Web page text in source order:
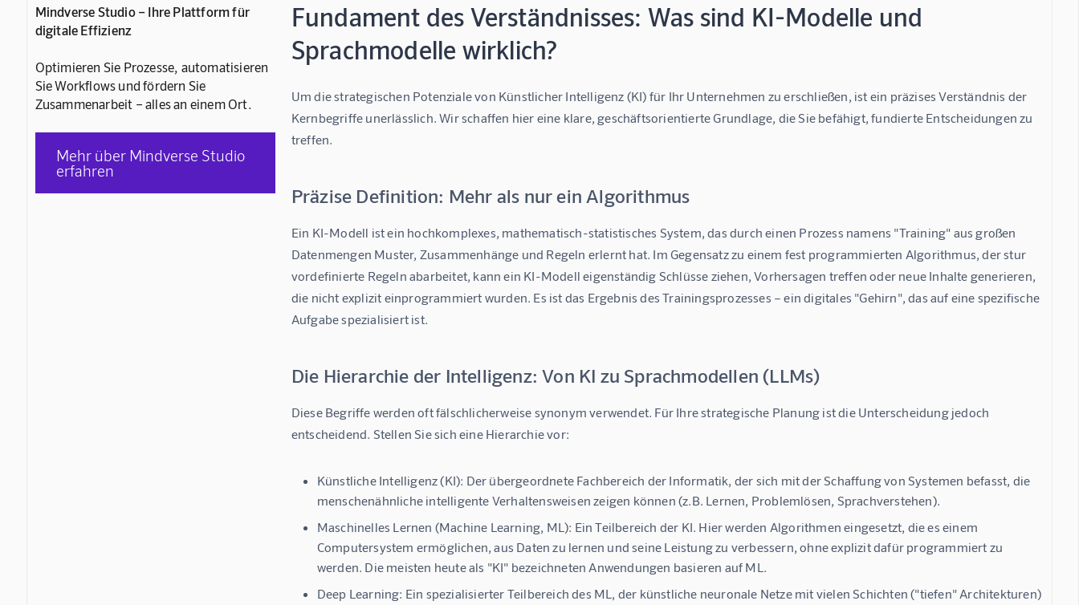
Mindverse Studio – Ihre Plattform für
digitale Effizienz
Optimieren Sie Prozesse, automatisieren
Sie Workflows und fördern Sie
Zusammenarbeit – alles an einem Ort.
Mehr über Mindverse Studio
erfahren
Fundament des Verständnisses: Was sind KI-Modelle und
Sprachmodelle wirklich?
Um die strategischen Potenziale von Künstlicher Intelligenz (KI) für Ihr Unternehmen zu erschließen, ist ein präzises Verständnis der
Kernbegriffe unerlässlich. Wir schaffen hier eine klare, geschäftsorientierte Grundlage, die Sie befähigt, fundierte Entscheidungen zu
treffen.
Präzise Definition: Mehr als nur ein Algorithmus
Ein KI-Modell ist ein hochkomplexes, mathematisch-statistisches System, das durch einen Prozess namens "Training" aus großen
Datenmengen Muster, Zusammenhänge und Regeln erlernt hat. Im Gegensatz zu einem fest programmierten Algorithmus, der stur
vordefinierte Regeln abarbeitet, kann ein KI-Modell eigenständig Schlüsse ziehen, Vorhersagen treffen oder neue Inhalte generieren,
die nicht explizit einprogrammiert wurden. Es ist das Ergebnis des Trainingsprozesses – ein digitales "Gehirn", das auf eine spezifische
Aufgabe spezialisiert ist.
Die Hierarchie der Intelligenz: Von KI zu Sprachmodellen (LLMs)
Diese Begriffe werden oft fälschlicherweise synonym verwendet. Für Ihre strategische Planung ist die Unterscheidung jedoch
entscheidend. Stellen Sie sich eine Hierarchie vor:
Künstliche Intelligenz (KI): Der übergeordnete Fachbereich der Informatik, der sich mit der Schaffung von Systemen befasst, die
menschenähnliche intelligente Verhaltensweisen zeigen können (z.B. Lernen, Problemlösen, Sprachverstehen).
Maschinelles Lernen (Machine Learning, ML): Ein Teilbereich der KI. Hier werden Algorithmen eingesetzt, die es einem
Computersystem ermöglichen, aus Daten zu lernen und seine Leistung zu verbessern, ohne explizit dafür programmiert zu
werden. Die meisten heute als "KI" bezeichneten Anwendungen basieren auf ML.
Deep Learning: Ein spezialisierter Teilbereich des ML, der künstliche neuronale Netze mit vielen Schichten ("tiefen" Architekturen)